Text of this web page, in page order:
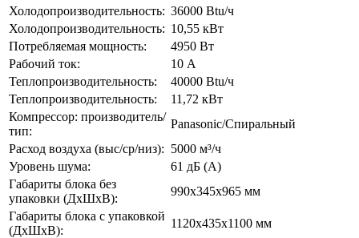
Холодопроизводительность: 36000 Btu/ч
Холодопроизводительность: 10,55 кВт
Потребляемая мощность:
4950 Вт
Рабочий ток:
10 А
Теплопроизводительность:
40000 Btu/ч
Теплопроизводительность:
11,72 кВт
Компрессор: производитель/
тип:
Panasonic/Спиральный
Расход воздуха (выс/ср/низ): 5000 м³/ч
Уровень шума:
61 дБ (А)
Габариты блока без
упаковки (ДхШхВ):
990x345x965 мм
Габариты блока с упаковкой
(ДхШхВ):
1120x435x1100 мм